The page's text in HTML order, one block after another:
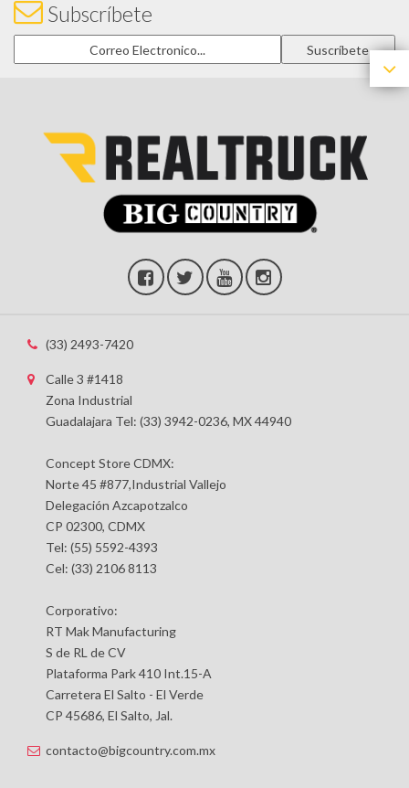
Subscríbete
(33) 2493-7420
Calle 3 #1418
Zona Industrial
Guadalajara Tel: (33) 3942-0236, MX 44940
Concept Store CDMX:
Norte 45 #877,Industrial Vallejo
Delegación Azcapotzalco
CP 02300, CDMX
Tel: (55) 5592-4393
Cel: (33) 2106 8113
Corporativo:
RT Mak Manufacturing
S de RL de CV
Plataforma Park 410 Int.15-A
Carretera El Salto - El Verde
CP 45686, El Salto, Jal.
contacto@bigcountry.com.mx